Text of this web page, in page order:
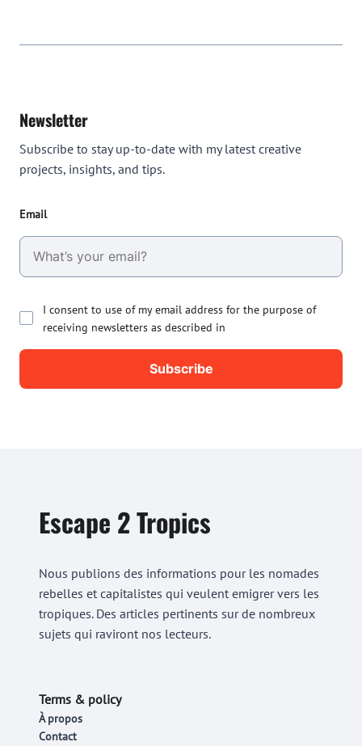
Newsletter
Subscribe to stay up-to-date with my latest creative
projects, insights, and tips.
Email
I consent to use of my email address for the purpose of
receiving newsletters as described in
Escape 2 Tropics
Nous publions des informations pour les nomades
rebelles et capitalistes qui veulent emigrer vers les
tropiques. Des articles pertinents sur de nombreux
sujets qui raviront nos lecteurs.
Terms & policy
À propos
Contact